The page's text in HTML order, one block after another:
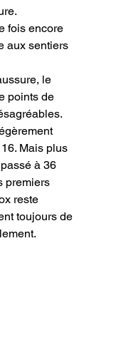
fois encore
aux sentiers
le
points de
Mais plus
à 36
premiers
reste
toujours de